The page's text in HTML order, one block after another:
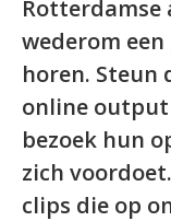
Rotterdamse
wederom
horen. Steun
online
bezoek hun
zich
clips die op